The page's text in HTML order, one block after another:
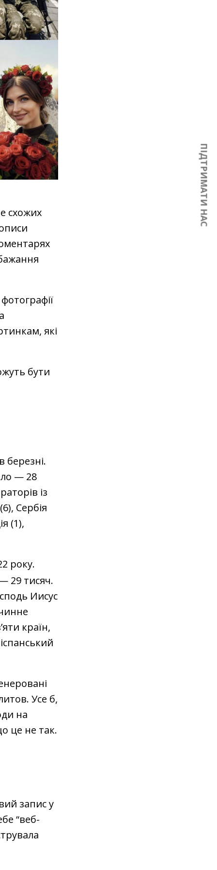
ПІДТРИМАТИ НАС
схожих
які
бути
березні.
— 28
із
Сербія
(1),
року.
29 тисяч.
Иисус
країн,
Усе б,
на
це не так.
запис у
“веб-